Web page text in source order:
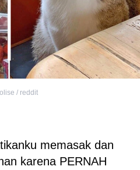
/ reddit
memasak dan
karena PERNAH